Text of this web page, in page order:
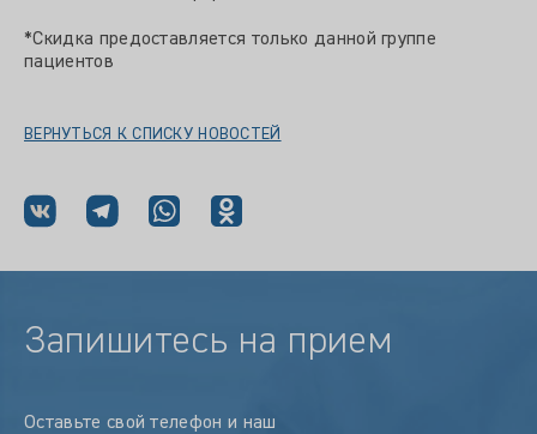
*Скидка предоставляется только данной группе
пациентов
ВЕРНУТЬСЯ К СПИСКУ НОВОСТЕЙ
Запишитесь на прием
Оставьте свой телефон и наш